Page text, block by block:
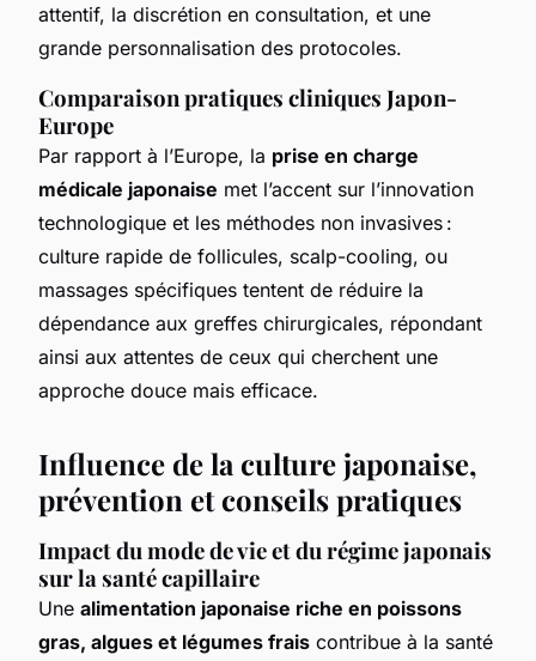
attentif, la discrétion en consultation, et une
grande personnalisation des protocoles.
Comparaison pratiques cliniques Japon-
Europe
Par rapport à l’Europe, la prise en charge
médicale japonaise met l’accent sur l’innovation
technologique et les méthodes non invasives :
culture rapide de follicules, scalp-cooling, ou
massages spécifiques tentent de réduire la
dépendance aux greffes chirurgicales, répondant
ainsi aux attentes de ceux qui cherchent une
approche douce mais efficace.
Influence de la culture japonaise,
prévention et conseils pratiques
Impact du mode de vie et du régime japonais
sur la santé capillaire
Une alimentation japonaise riche en poissons
gras, algues et légumes frais contribue à la santé